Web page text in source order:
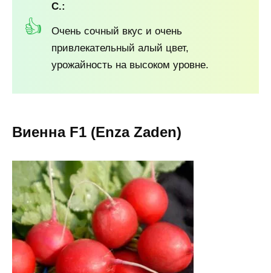
С.:
Очень сочный вкус и очень
привлекательный алый цвет,
урожайность на высоком уровне.
Виенна F1 (Enza Zaden)